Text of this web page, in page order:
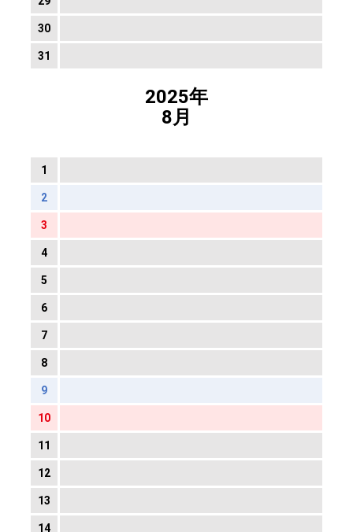
30
31
2025年
8月
1
2
3
4
5
6
7
8
9
10
11
12
13
14